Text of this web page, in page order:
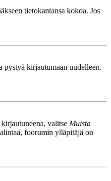
tietokantansa kokoa. Jos
pystyä kirjautumaan uudelleen.
valitse Muista
foorumin ylläpitäjä on